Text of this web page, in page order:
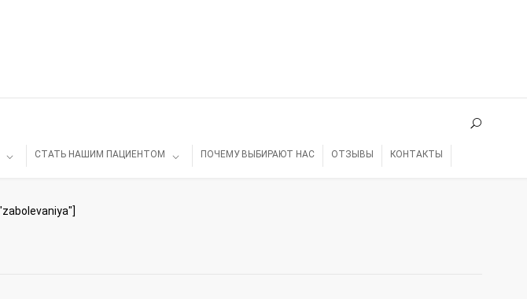
СТАТЬ НАШИМ ПАЦИЕНТОМ ПОЧЕМУ ВЫБИРАЮТ НАС ОТЗЫВЫ КОНТАКТЫ